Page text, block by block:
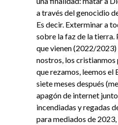
a través del genocidio
Es decir. Exterminar a
sobre la faz de la tierra.
que vienen (2022/
nostros, los
que rezamos, leemos el
siete meses después
apagón de internet
incendiadas y regadas
para mediados de